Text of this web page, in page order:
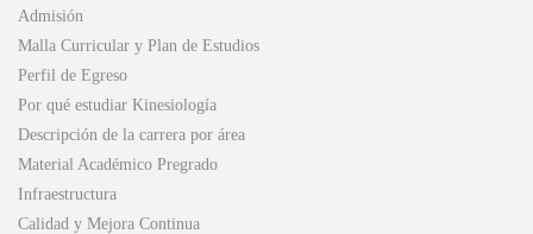
Admisión
Malla Curricular y Plan de Estudios
Perfil de Egreso
Por qué estudiar Kinesiología
Descripción de la carrera por área
Material Académico Pregrado
Infraestructura
Calidad y Mejora Continua